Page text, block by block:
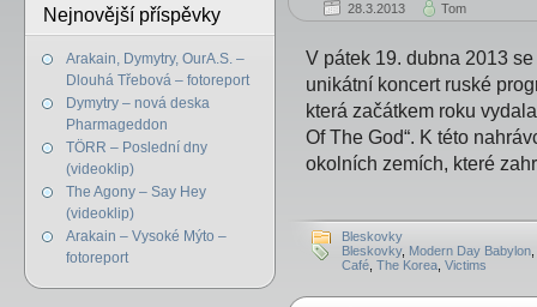
Nejnovější příspěvky
Arakain, Dymytry, OurA.S. –
Dlouhá Třebová – fotoreport
Dymytry – nová deska
Pharmageddon
TÖRR – Poslední dny
(videoklip)
The Agony – Say Hey
(videoklip)
Arakain – Vysoké Mýto –
fotoreport
28.3.2013 Tom
V pátek 19. dubna 2013
unikátní koncert ruské
která začátkem roku
Of The God“. K této
okolních zemích, které
Bleskovky
Bleskovky, Modern Day Babylon
Café The Korea Victims